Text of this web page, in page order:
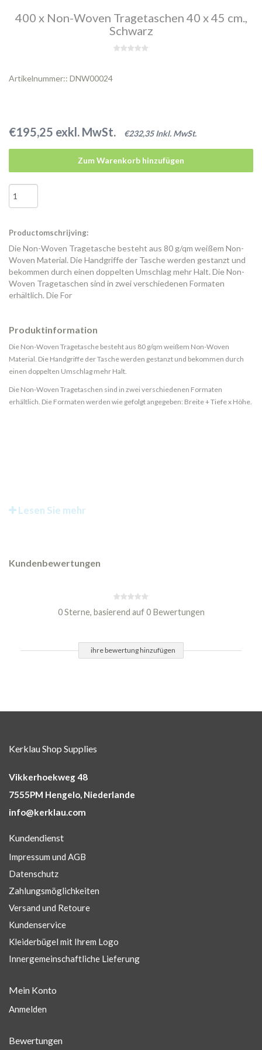
400 x Non-Woven Tragetaschen 40 x 45 cm.,
Schwarz
Artikelnummer:: DNW00024
€195,25 exkl. MwSt. €232,35 Inkl. MwSt.
Zum Warenkorb hinzufügen
Productomschrijving:
Die Non-Woven Tragetasche besteht aus 80 g/qm weißem Non-
Woven Material. Die Handgriffe der Tasche werden gestanzt und
bekommen durch einen doppelten Umschlag mehr Halt. Die Non-
Woven Tragetaschen sind in zwei verschiedenen Formaten
erhältlich. Die For
Produktinformation
Die Non-Woven Tragetasche besteht aus 80 g/qm weißem Non-Woven
Material. Die Handgriffe der Tasche werden gestanzt und bekommen durch
einen doppelten Umschlag mehr Halt.
Die Non-Woven Tragetaschen sind in zwei verschiedenen Formaten
erhältlich. Die Formaten werden wie gefolgt angegeben: Breite + Tiefe x Höhe.
Lesen Sie mehr
Kundenbewertungen
0 Sterne, basierend auf 0 Bewertungen
ihre bewertung hinzufügen
Kerklau Shop Supplies
Vikkerhoekweg 48
7555PM Hengelo, Niederlande
info@kerklau.com
Kundendienst
Impressum und AGB
Datenschutz
Zahlungsmöglichkeiten
Versand und Retoure
Kundenservice
Kleiderbügel mit Ihrem Logo
Innergemeinschaftliche Lieferung
Mein Konto
Anmelden
Bewertungen